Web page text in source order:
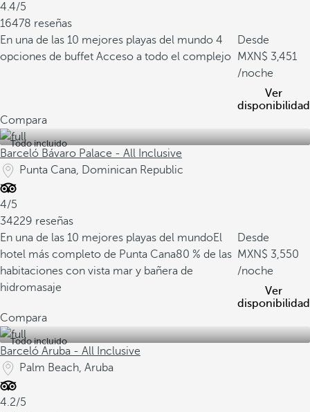
4.4/5
16478 reseñas
En una de las 10 mejores playas del mundo 4
opciones de buffet Acceso a todo el complejo
Desde
3,451
/noche
Ver
disponibilidad
Compara
Todo incluido
Barceló Bávaro Palace - All Inclusive
Punta Cana, Dominican Republic
4/5
34229 reseñas
En una de las 10 mejores playas del mundoEl
hotel más completo de Punta Cana80 % de las
habitaciones con vista mar y bañera de
hidromasaje
Desde
3,550
/noche
Ver
disponibilidad
Compara
Todo incluido
Barceló Aruba - All Inclusive
Palm Beach, Aruba
4.2/5